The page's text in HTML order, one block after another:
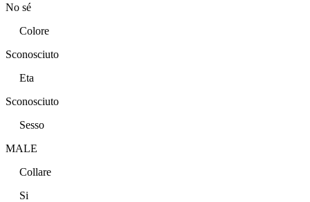
No sé
Colore
Sconosciuto
Eta
Sconosciuto
Sesso
MALE
Collare
Si